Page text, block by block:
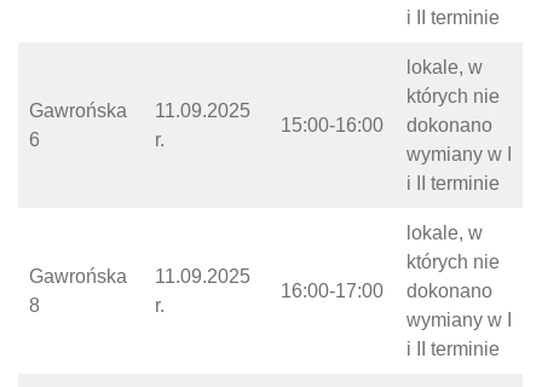
i II terminie
Gawrońska
6
11.09.2025
r.
15:00-16:00
lokale, w
których nie
dokonano
wymiany w I
i II terminie
Gawrońska
8
11.09.2025
r.
16:00-17:00
lokale, w
których nie
dokonano
wymiany w I
i II terminie